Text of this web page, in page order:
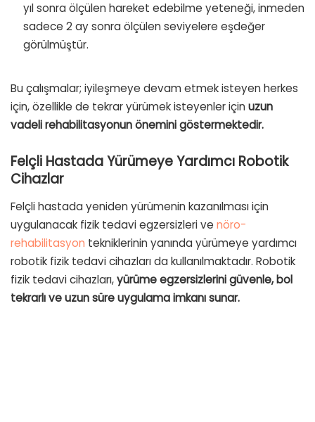
yıl sonra ölçülen hareket edebilme yeteneği, inmeden
sadece 2 ay sonra ölçülen seviyelere eşdeğer
görülmüştür.
Bu çalışmalar; iyileşmeye devam etmek isteyen herkes
için, özellikle de tekrar yürümek isteyenler için uzun
vadeli rehabilitasyonun önemini göstermektedir.
Felçli Hastada Yürümeye Yardımcı Robotik
Cihazlar
Felçli hastada yeniden yürümenin kazanılması için
uygulanacak fizik tedavi egzersizleri ve nöro-
rehabilitasyon tekniklerinin yanında yürümeye yardımcı
robotik fizik tedavi cihazları da kullanılmaktadır. Robotik
fizik tedavi cihazları,yürüme egzersizlerini güvenle, bol
tekrarlı ve uzun süre uygulama imkanı sunar.